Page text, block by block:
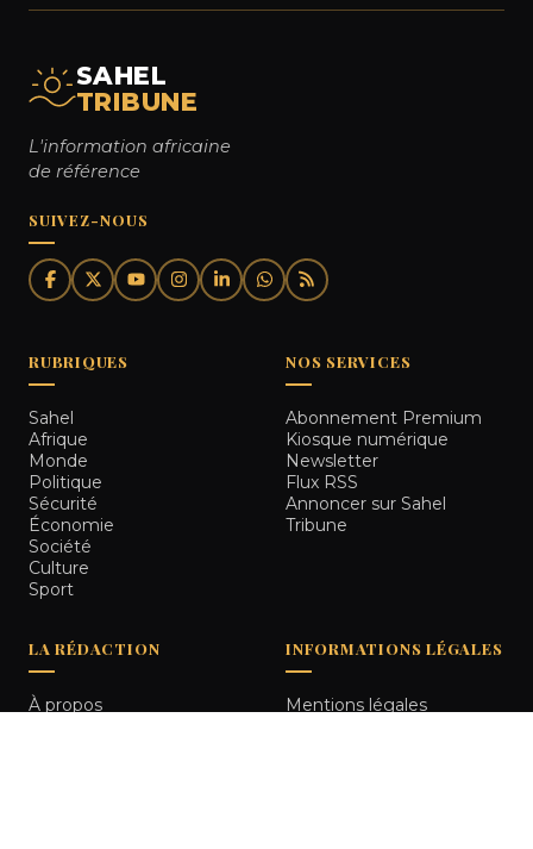
SAHEL
TRIBUNE
L'information africaine
de référence
SUIVEZ-NOUS
RUBRIQUES
Sahel
Afrique
Monde
Politique
Sécurité
Économie
Société
Culture
Sport
NOS SERVICES
Abonnement Premium
Kiosque numérique
Newsletter
Flux RSS
Annoncer sur Sahel
Tribune
LA RÉDACTION
À propos
INFORMATIONS LÉGALES
Mentions légales